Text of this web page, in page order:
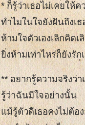
* ก็รู้ว่าเธอไม่เคยให้
ทำไมในใจยังฝันถึงเธ
ห้ามใจตัวเองเลิกคิดเ
ยิ่งห้ามเท่าไหร่ก็ยังรัก
** อยากรู้ความจริงว่า
รู้ว่าฉันมีใจอย่างนั้น
แม้รู้ตัวดีเธอคงไม่ต้อ